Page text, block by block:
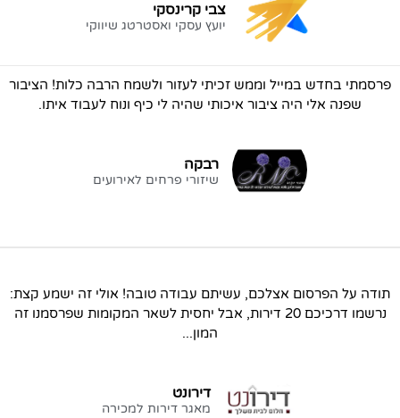
צבי קרינסקי
יועץ עסקי ואסטרטג שיווקי
פרסמתי בחדש במייל וממש זכיתי לעזור ולשמח הרבה כלות! הציבור
שפנה אלי היה ציבור איכותי שהיה לי כיף ונוח לעבוד איתו.
רבקה
שיזורי פרחים לאירועים
תודה על הפרסום אצלכם, עשיתם עבודה טובה! אולי זה ישמע קצת:
נרשמו דרכיכם 20 דירות, אבל יחסית לשאר המקומות שפרסמנו זה
המון...
דירונט
מאגר דירות למכירה